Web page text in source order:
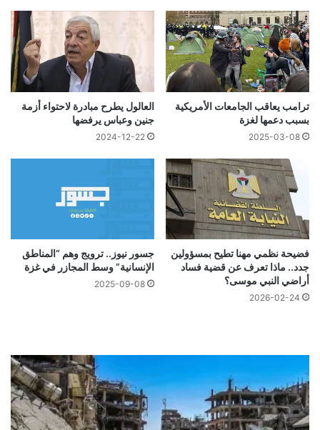
ترامب يعاقب الجامعات الأمريكية
بسبب دعمها لغزة
2025-03-08
العالول يطرح مبادرة لاحتواء أزمة
جنين وعباس يرفضها
2024-12-22
فضيحة نظمي مهنا تطيح بمسؤولين
جدد.. ماذا تعرف عن قضية فساد
أراضي النبي موسى؟
2026-02-24
جسور نيوز.. ترويج وهم “المناطق
الإنسانية” وسط المجازر في غزة
2025-09-08